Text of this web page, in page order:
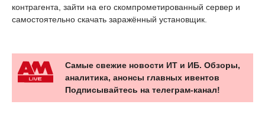
контрагента, зайти на его скомпрометированный сервер и
самостоятельно скачать заражённый установщик.
Самые свежие новости ИТ и ИБ. Обзоры,
аналитика, анонсы главных ивентов
Подписывайтесь на телеграм-канал!